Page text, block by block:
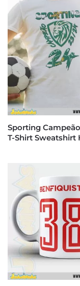
Sporting
T-Shirt Sweatshirt